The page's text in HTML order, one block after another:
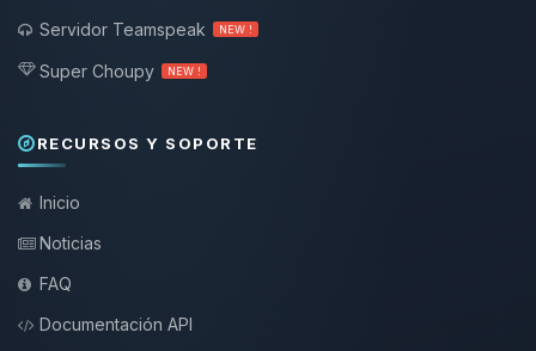
Servidor Teamspeak
NEW !
Super Choupy NEW !
RECURSOS Y SOPORTE
Inicio
Noticias
FAQ
Documentación API